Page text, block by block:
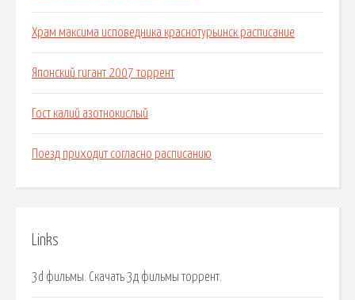
Храм максима исповедника краснотурьинск расписание
Японский гигант 2007 торрент
Гост калий азотнокислый
Поезд приходит согласно расписанию
Links
3d фильмы. Скачать 3д фильмы торрент.